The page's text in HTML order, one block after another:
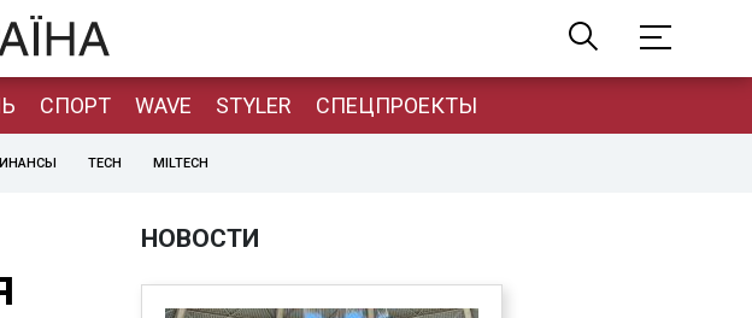
СПОРТ WAVE STYLER СПЕЦПРОЕКТЫ
TECH MILTECH
НОВОСТИ